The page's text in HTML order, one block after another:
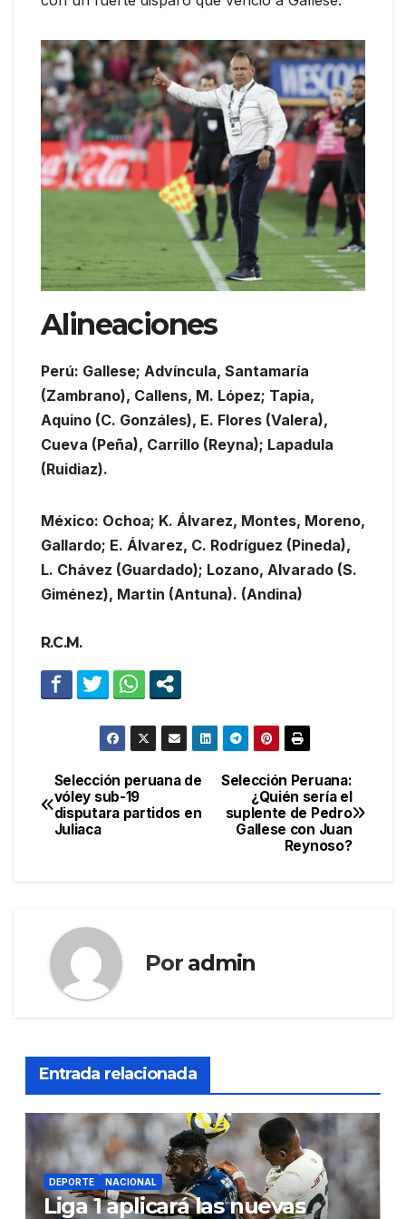
Alineaciones
Perú: Gallese; Advíncula, Santamaría
(Zambrano), Callens, M. López; Tapia,
Aquino (C. Gonzáles), E. Flores (Valera),
Cueva (Peña), Carrillo (Reyna); Lapadula
(Ruidiaz).
México: Ochoa; K. Álvarez, Montes, Moreno,
Gallardo; E. Álvarez, C. Rodríguez (Pineda),
L. Chávez (Guardado); Lozano, Alvarado (S.
Giménez), Martin (Antuna). (Andina)
R.C.M.
Navegación
de
Selección Peruana:
¿Quién sería el
suplente de Pedro
Gallese con Juan
Reynoso?
Selección peruana de
vóley sub-19
disputara partidos en
Juliaca
Por admin
Entrada relacionada
DEPORTE NACIONAL
Liga 1 aplicará las nuevas